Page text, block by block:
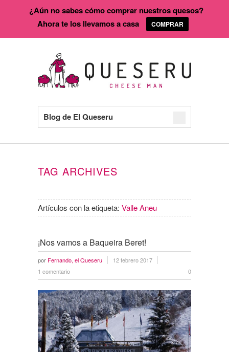
Blog de El Queseru
TAG ARCHIVES
Artículos con la etiqueta: Valle Aneu
¡Nos vamos a Baqueira Beret!
por Fernando, el Queseru
12 febrero 2017
1 comentario
0
¿Aún no sabes cómo comprar nuestros quesos?
Ahora te los llevamos a casa
COMPRAR